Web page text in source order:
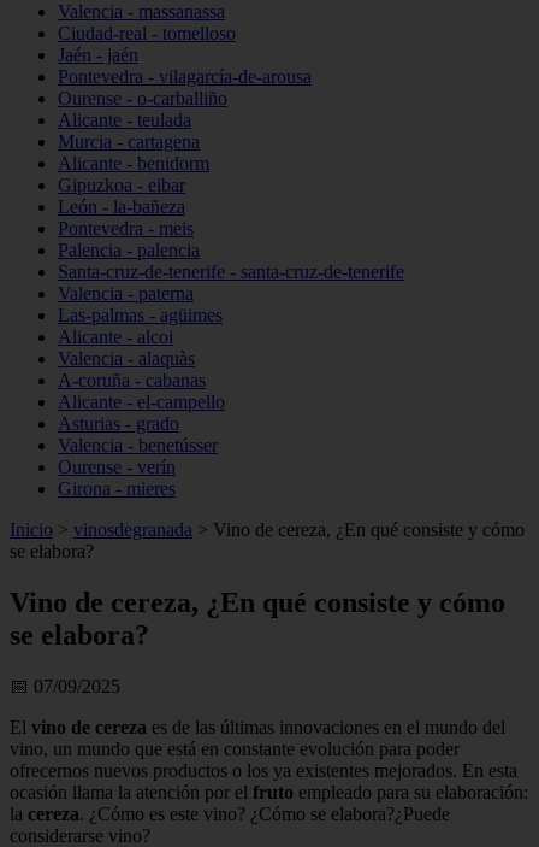
Valencia - massanassa
Ciudad-real - tomelloso
Jaén - jaén
Pontevedra - vilagarcía-de-arousa
Ourense - o-carballiño
Alicante - teulada
Murcia - cartagena
Alicante - benidorm
Gipuzkoa - eibar
León - la-bañeza
Pontevedra - meis
Palencia - palencia
Santa-cruz-de-tenerife - santa-cruz-de-tenerife
Valencia - paterna
Las-palmas - agüimes
Alicante - alcoi
Valencia - alaquàs
A-coruña - cabanas
Alicante - el-campello
Asturias - grado
Valencia - benetússer
Ourense - verín
Girona - mieres
Inicio > vinosdegranada > Vino de cereza, ¿En qué consiste y cómo
se elabora?
Vino de cereza, ¿En qué consiste y cómo
se elabora?
📅 07/09/2025
El vino de cereza es de las últimas innovaciones en el mundo del
vino, un mundo que está en constante evolución para poder
ofrecernos nuevos productos o los ya existentes mejorados. En esta
ocasión llama la atención por el fruto empleado para su elaboración:
la cereza. ¿Cómo es este vino? ¿Cómo se elabora?¿Puede
considerarse vino?